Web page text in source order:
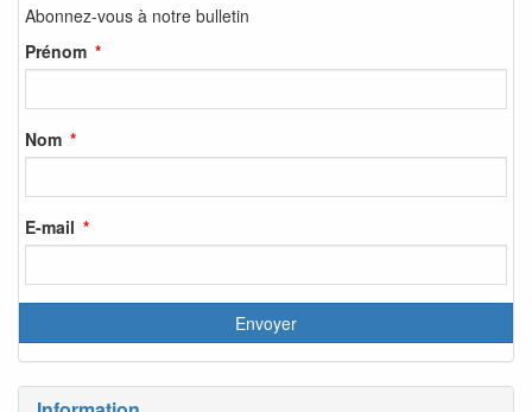
Abonnez-vous à notre bulletin
Prénom
Nom
E-mail